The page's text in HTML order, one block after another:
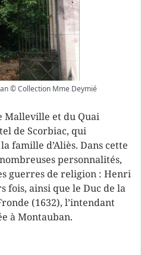
© Collection Mme Deymié
Malleville et du Quai
de Scorbiac, qui
famille d’Aliès. Dans cette
personnalités,
guerres de religion : Henri
fois, ainsi que le Duc de la
(1632), l’intendant
à Montauban.